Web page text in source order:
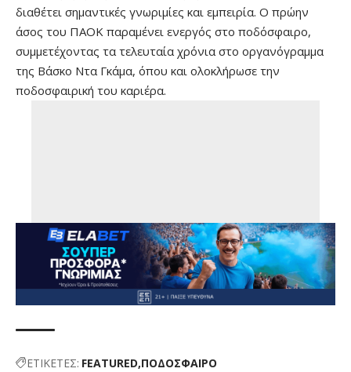
διαθέτει σημαντικές γνωριμίες και εμπειρία. Ο πρώην
άσος του ΠΑΟΚ παραμένει ενεργός στο ποδόσφαιρο,
συμμετέχοντας τα τελευταία χρόνια στο οργανόγραμμα
της Βάσκο Ντα Γκάμα, όπου και ολοκλήρωσε την
ποδοσφαιρική του καριέρα.
ΕΤΙΚΕΤΕΣ: FEATURED ΠΟΔΟΣΦΑΙΡΟ